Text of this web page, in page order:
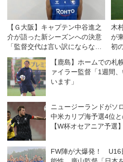
【Ｇ大阪】キャプテン中谷進之
介が語った新シーズンへの決意
「監督交代は言い訳にならな
い。結果が出せなければ、ツケ
は全部、自分たちに回ってく
る」
木
が
初
【鹿島】ホームでの
ァイラー監督「1週間
います」
ニュージーランドが
中米カリブ海予選4位
【W杯オセアニア予選】
FW陣が大爆発！ U16